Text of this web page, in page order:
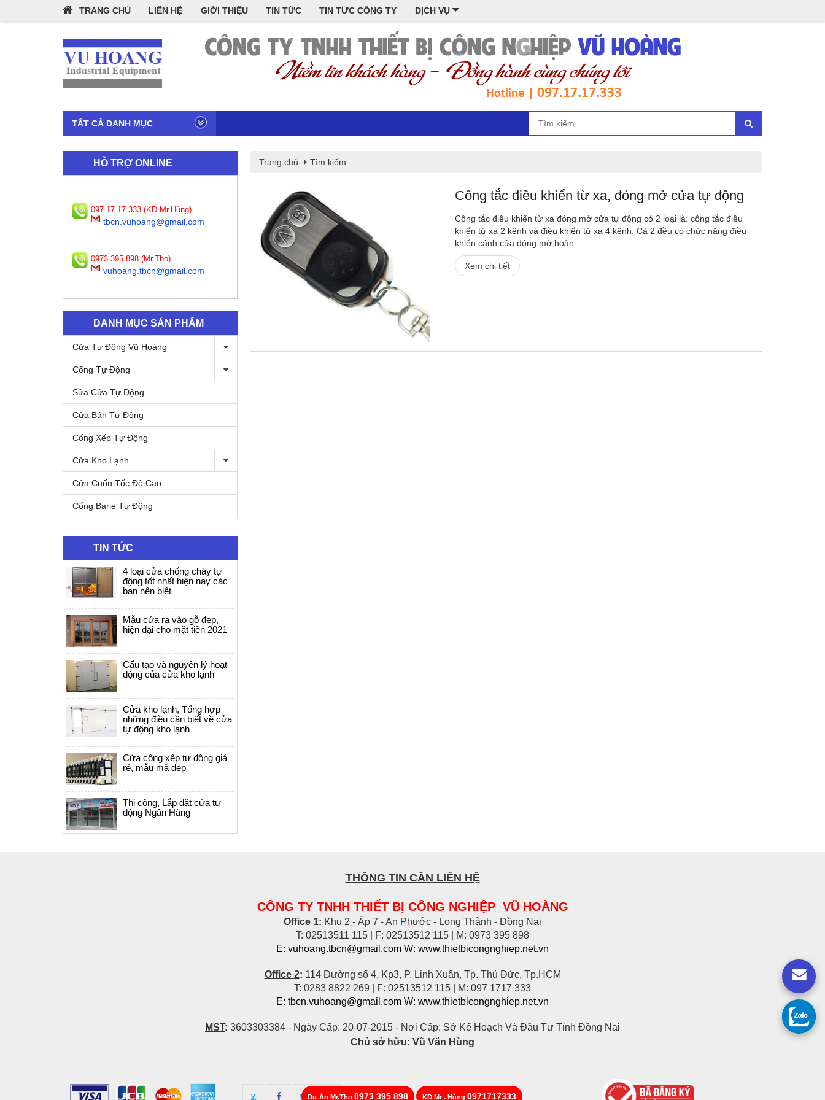
TRANG CHỦ LIÊN HỆ GIỚI THIỆU TIN TỨC TIN TỨC CÔNG TY DỊCH VỤ
TẤT CẢ DANH MỤC
HỖ TRỢ ONLINE
097.17.17.333 (KD Mr.Hùng)
tbcn.vuhoang@gmail.com
0973.395.898 (Mr.Thọ)
vuhoang.tbcn@gmail.com
DANH MỤC SẢN PHẨM
Cửa Tự Động Vũ Hoàng
Cổng Tự Động
Sửa Cửa Tự Động
Cửa Bán Tự Động
Cổng Xếp Tự Động
Cửa Kho Lạnh
Cửa Cuốn Tốc Độ Cao
Cổng Barie Tự Động
TIN TỨC
4 loại cửa chống cháy tự
động tốt nhất hiện nay các
bạn nên biết
Mẫu cửa ra vào gỗ đẹp,
hiện đại cho mặt tiền 2021
Cấu tạo và nguyên lý hoạt
động của cửa kho lạnh
Cửa kho lạnh, Tổng hợp
những điều cần biết về cửa
tự động kho lạnh
Cửa cổng xếp tự động giá
rẻ, mẫu mã đẹp
Thi công, Lắp đặt cửa tự
động Ngân Hàng
Trang chủ Tìm kiếm
Công tắc điều khiển từ xa, đóng mở cửa tự động
Công tắc điều khiển từ xa đóng mở cửa tự động có 2 loại là: công tắc điều
khiển từ xa 2 kênh và điều khiển từ xa 4 kênh. Cả 2 đều có chức năng điều
khiển cánh cửa đóng mở hoàn...
Xem chi tiết
THÔNG TIN CẦN LIÊN HỆ
CÔNG TY TNHH THIẾT BỊ CÔNG NGHIỆP VŨ HOÀNG
Office 1: Khu 2 - Ấp 7 - An Phước - Long Thành - Đồng Nai
T: 02513511 115 | F: 02513512 115 | M: 0973 395 898
E: vuhoang.tbcn@gmail.com W: www.thietbicongnghiep.net.vn
Office 2: 114 Đường số 4, Kp3, P. Linh Xuân, Tp. Thủ Đức, Tp.HCM
T: 0283 8822 269 | F: 02513512 115 | M: 097 1717 333
E: tbcn.vuhoang@gmail.com W: www.thietbicongnghiep.net.vn
MST: 3603303384 - Ngày Cấp: 20-07-2015 - Nơi Cấp: Sở Kế Hoạch Và Đầu Tư Tỉnh Đồng Nai
Chủ sở hữu: Vũ Văn Hùng
Z Dự Án Mr.Tho 0973 395 898 KD Mr . Hùng 0971717333